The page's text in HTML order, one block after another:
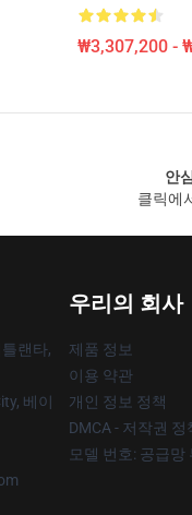
₩3,307,200 -
안
클릭에
랜타,
베이
우리의 회사
제품 정보
이용 약관
개인 정보 정책
DMCA - 저작권 정
모델 번호: 공급망